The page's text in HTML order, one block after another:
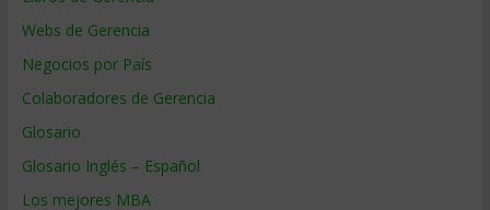
Webs de Gerencia
Negocios por País
Colaboradores de Gerencia
Glosario
Glosario Inglés – Español
Los mejores MBA